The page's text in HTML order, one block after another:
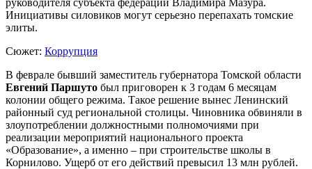
Инициативы силовиков могут серьезно перепахать томские
элиты.
Сюжет: Коррупция
В феврале бывший заместитель губернатора Томской области
Евгений Паршуто был приговорен к 3 годам 6 месяцам
колонии общего режима. Такое решение вынес Ленинский
районный суд региональной столицы. Чиновника обвиняли в
злоупотреблении должностными полномочиями при
реализации мероприятий национального проекта
«Образование», а именно – при строительстве школы в
Корнилово. Ущерб от его действий превысил 13 млн рублей.